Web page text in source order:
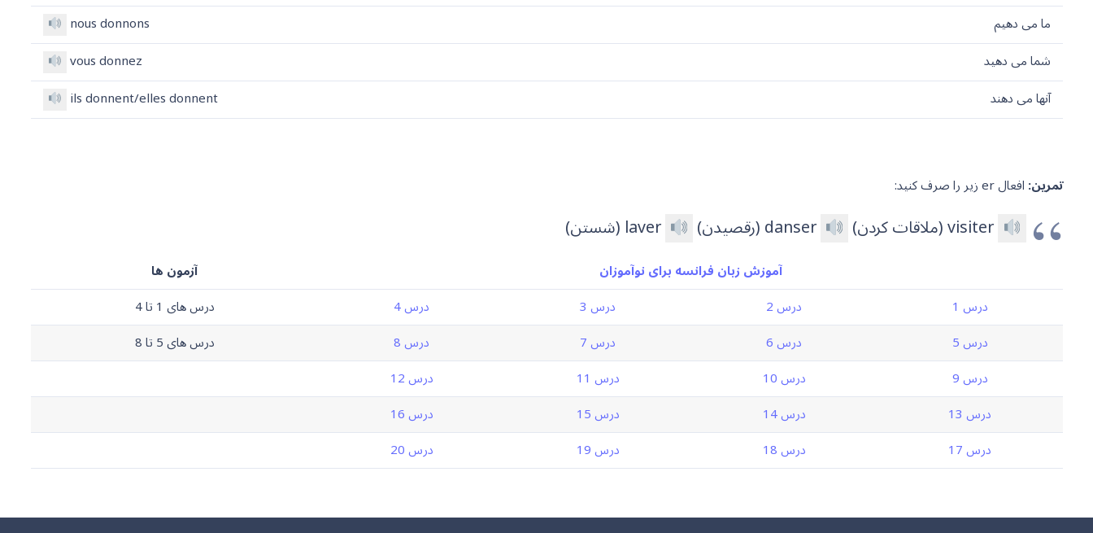
ما می دهیم
nous donnons
شما می دهید
vous donnez
آنها می دهند
ils donnent/elles donnent
تمرین:افعال er زیر را صرف کنید:
visiter (ملاقات کردن) danser (رقصیدن) laver (شستن)
آموزش زبان فرانسه برای نوآموزان
آزمون ها
درس 1
درس 2 درس 3 درس 4
درس های 1 تا 4
درس 5
درس 6 درس 7 درس 8
درس های 5 تا 8
درس 9
درس 10 درس 11
درس 12
درس 13
درس 14 درس 15
درس 16
درس 17
درس 18 درس 19 درس 20